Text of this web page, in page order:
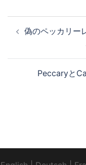
稿 偽のペッカリー
Peccaryと